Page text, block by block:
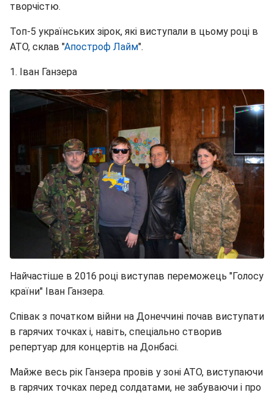
творчістю.
Топ-5 українських зірок, які виступали в цьому році в
АТО, склав "Апостроф Лайм".
1. Іван Ганзера
Найчастіше в 2016 році виступав переможець "Голосу
країни" Іван Ганзера.
Співак з початком війни на Донеччині почав виступати
в гарячих точках і, навіть, спеціально створив
репертуар для концертів на Донбасі.
Майже весь рік Ганзера провів у зоні АТО, виступаючи
в гарячих точках перед солдатами, не забуваючи і про